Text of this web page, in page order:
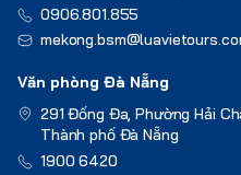
0906.801.855
Văn phòng Đà Nẵng
291 Đống Đa, Phường Hải
Thành phố Đà Nẵng
1900 6420